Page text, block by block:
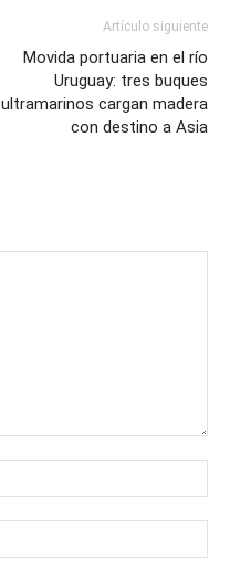
Artículo siguiente
Movida portuaria en el río
Uruguay: tres buques
ultramarinos cargan madera
con destino a Asia